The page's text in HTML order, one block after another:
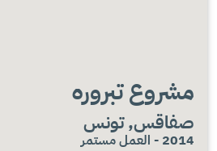
مشروع تبروره
صفاقس‎, تونس
2014 - العمل مستمر